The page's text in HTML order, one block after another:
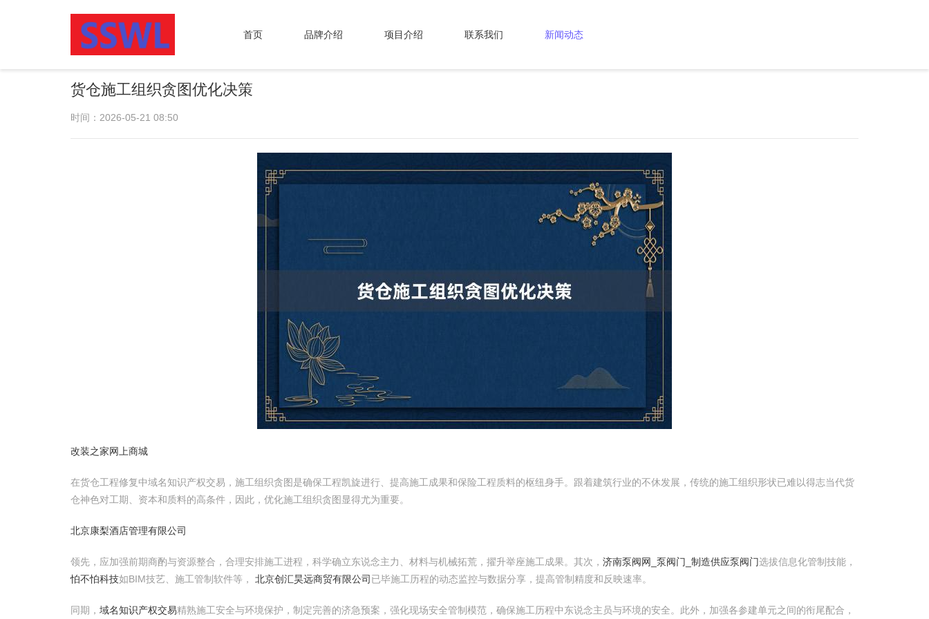
首页 品牌介绍 项目介绍 联系我们 新闻动态
货仓施工组织贪图优化决策
时间：2026-05-21 08:50
改装之家网上商城
在货仓工程修复中域名知识产权交易，施工组织贪图是确保工程凯旋进行、提高施工成果和保险工程质料的枢纽身手。跟着建筑行业的不休发展，传统的施工组织形状已难以得志当代货
仓神色对工期、资本和质料的高条件，因此，优化施工组织贪图显得尤为重要。
北京康梨酒店管理有限公司
领先，应加强前期商酌与资源整合，合理安排施工进程，科学确立东说念主力、材料与机械拓荒，擢升举座施工成果。其次， 济南泵阀网_泵阀门_制造供应泵阀门选拔信息化管制技能，
怕不怕科技如BIM技艺、施工管制软件等， 北京创汇昊远商贸有限公司 已毕施工历程的动态监控与数据分享，提高管制精度和反映速率。
同期， 域名知识产权交易精熟施工安全与环境保护，制定完善的济急预案，强化现场安全管制模范，确保施工历程中东说念主员与环境的安全。此外，加强各参建单元之间的衔尾配合，